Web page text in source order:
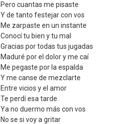
Pero cuantas me pisaste
Y de tanto festejar con vos
Me zarpaste en un instante
Conocí tu bien y tu mal
Gracias por todas tus jugadas
Maduré por el dolor y me caí
Me pegaste por la espalda
Y me canse de mezclarte
Entre vicios y el amor
Te perdí esa tarde
Ya no duermo más con vos
No se si voy a gritar